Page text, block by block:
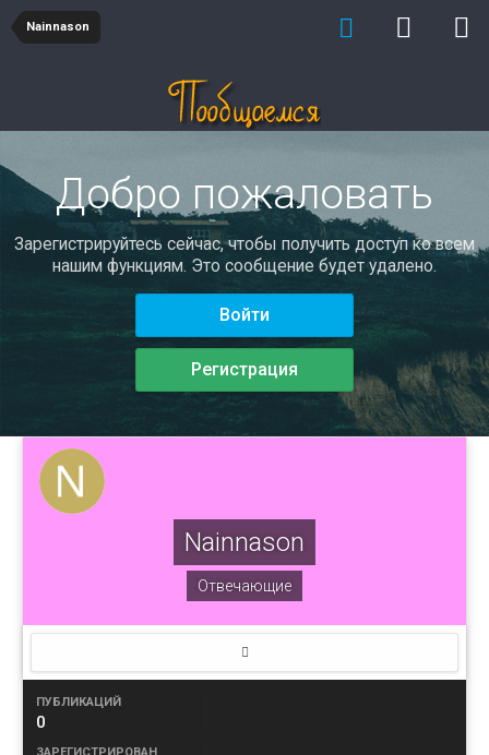
Nainnason
Добро пожаловать
Зарегистрируйтесь сейчас, чтобы получить доступ ко всем
нашим функциям. Это сообщение будет удалено.
Войти
Регистрация
Nainnason
Отвечающие
ПУБЛИКАЦИЙ
0